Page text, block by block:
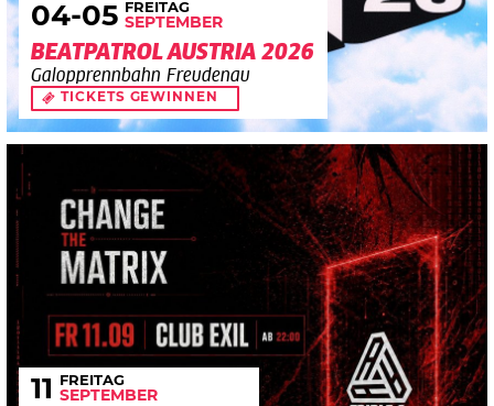
04-05 FREITAG
SEPTEMBER
BEATPATROL AUSTRIA 2026
Galopprennbahn Freudenau
TICKETS GEWINNEN
11 FREITAG
SEPTEMBER